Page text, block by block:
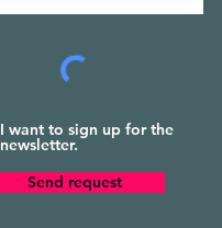
I want to sign up for the
newsletter.
Send request